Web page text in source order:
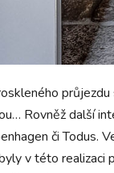
Rovněž další
či Todus.
v této realizaci